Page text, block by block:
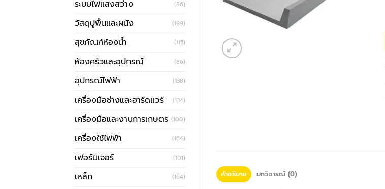
ระบบไฟแสงสว่าง (86)
วัสดุปูพื้นและผนัง (199)
สุขภัณฑ์ห้องน้ำ (115)
ห้องครัวและอุปกรณ์ (86)
อุปกรณ์ไฟฟ้า (138)
เครื่องมือช่างและฮาร์ดแวร์ (134)
เครื่องมือและงานการเกษตร (100)
เครื่องใช้ไฟฟ้า (164)
เฟอร์นิเจอร์ (101)
เหล็ก (164) คำอธิบาย บทวิจารณ์ (0)